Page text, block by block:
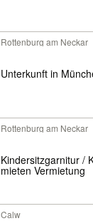
Rottenburg am Neckar
Unterkunft in
Rottenburg am Neckar
Kindersitzgarnitur /
mieten Vermietung
Calw